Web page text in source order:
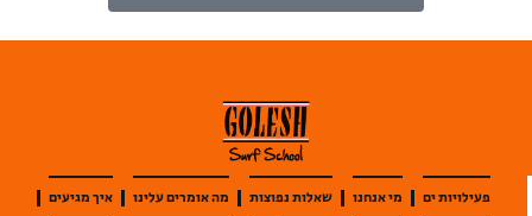
פעילויות ים מי אנחנו שאלות נפוצות מה אומרים עלינו איך מגיעים